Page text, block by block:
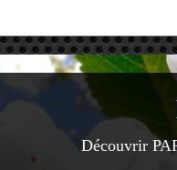
Découvrir